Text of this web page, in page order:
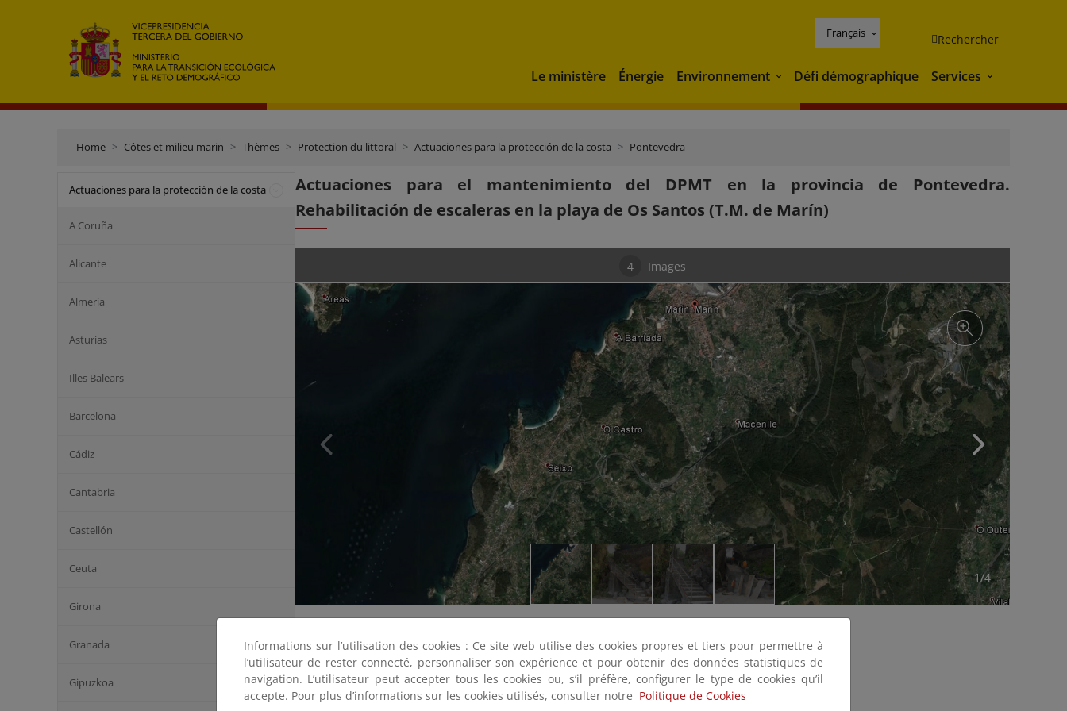
Français Rechercher
Le ministère Énergie Environnement Environnement
Défi démographique Services Services
Home Côtes et milieu marin Thèmes Protection du littoral Actuaciones para la protección de la costa Pontevedra
Actuaciones para la protección de la costa
A Coruña
Alicante
Almería
Asturias
Illes Balears
Barcelona
Cádiz
Cantabria
Castellón
Ceuta
Girona
Granada
Gipuzkoa
Actuaciones para el mantenimiento del DPMT en la provincia de Pontevedra.
Rehabilitación de escaleras en la playa de Os Santos (T.M. de Marín)
4 Images
1/4
Informations sur l’utilisation des cookies : Ce site web utilise des cookies propres et tiers pour permettre à
l’utilisateur de rester connecté, personnaliser son expérience et pour obtenir des données statistiques de
navigation. L’utilisateur peut accepter tous les cookies ou, s’il préfère, configurer le type de cookies qu’il
accepte. Pour plus d’informations sur les cookies utilisés, consulter notre Politique de Cookies